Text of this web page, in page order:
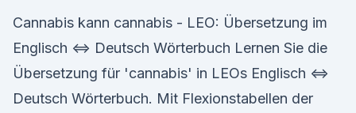
Cannabis kann cannabis - LEO: Übersetzung im
Englisch ⇔ Deutsch Wörterbuch Lernen Sie die
Übersetzung für 'cannabis' in LEOs Englisch ⇔
Deutsch Wörterbuch. Mit Flexionstabellen der